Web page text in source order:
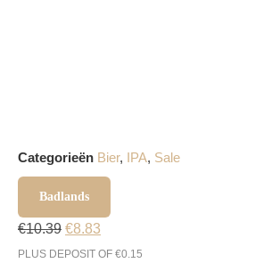
Categorieën Bier, IPA, Sale
Badlands
€10.39 €8.83
PLUS DEPOSIT OF €0.15